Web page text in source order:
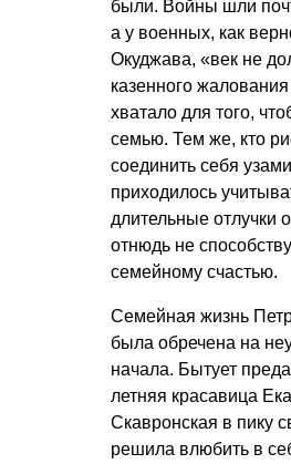
были. Войны шли
а у военных, как
Окуджава, «век не
казенного
хватало для того,
семью. Тем же, кто
соединить себя
приходилось
длительные отлучки
отнюдь не
семейному счастью.
Семейная жизнь
была обречена на
начала. Бытует
летняя красавица
Скавронская в пику
решила влюбить в